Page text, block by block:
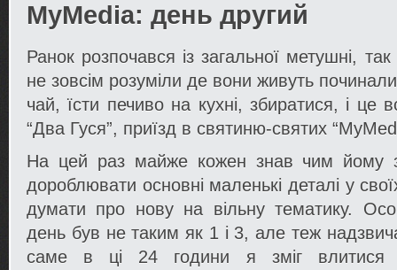
MyMedia: день другий
Ранок розпочався із загальної метушні,
не зовсім розуміли де вони живуть
чай, їсти печиво на кухні, збиратися, і це
“Два Гуся”, приїзд в святиню-святих
На цей раз майже кожен знав чим йому
дороблювати основні маленькі деталі у
думати про нову на вільну тематику.
день був не таким як 1 і 3, але теж
саме в ці 24 години я зміг влитися